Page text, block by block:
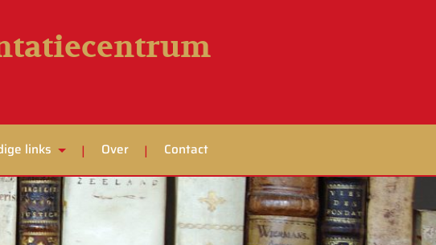
links Over Contact